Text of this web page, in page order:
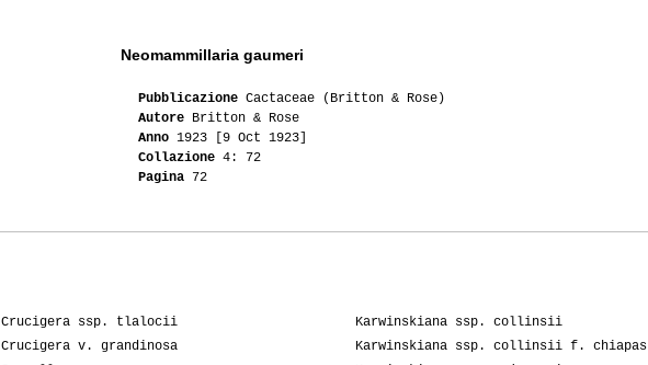
Neomammillaria gaumeri
PubblicazioneCactaceae (Britton & Rose)
AutoreBritton & Rose
Anno1923 [9 Oct 1923]
Collazione4: 72
Pagina72
Crucigera ssp. tlalocii
Crucigera v. grandinosa
Karwinskiana ssp. collinsii
Karwinskiana ssp. collinsii f. chiapas